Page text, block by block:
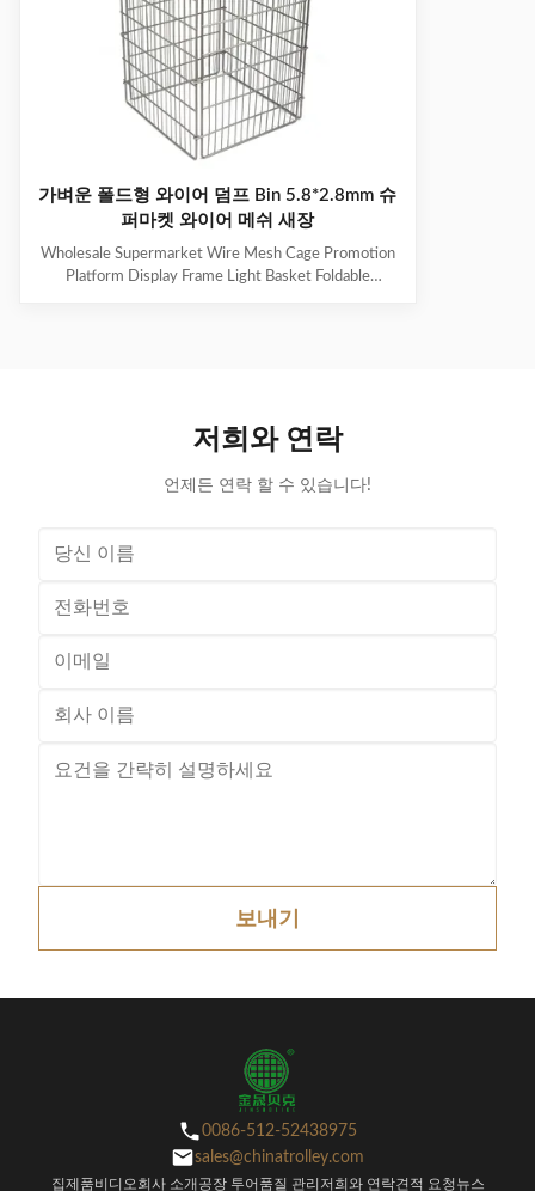
가벼운 폴드형 와이어 덤프 Bin 5.8*2.8mm 슈
퍼마켓 와이어 메쉬 새장
Wholesale Supermarket Wire Mesh Cage Promotion
Platform Display Frame Light Basket Foldable
user-friendly. Suitable for various scenarios. The
reinforced structure at the bottom of
저희와 연락
언제든 연락 할 수 있습니다!
보내기
0086-512-52438975
sales@chinatrolley.com
집제품비디오 회사 소개 공장 투어 품질 관리 저희와 연락견적 요청 뉴스